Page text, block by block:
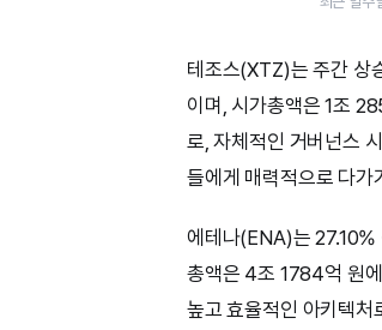
테조스(XTZ)는 주간 상
이며, 시가총액은 1조
로, 자체적인 거버넌스
들에게 매력적으로 다가
에테나(ENA)는 27.10%
총액은 4조 1784억 원
높고 효율적인 아키텍처